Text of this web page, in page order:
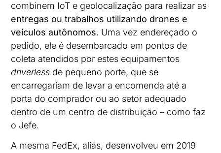
combinem IoT e geolocalização para realizar as
entregas ou trabalhos utilizando drones e
veículos autônomos. Uma vez endereçado o
pedido, ele é desembarcado em pontos de
coleta atendidos por estes equipamentos
driverless de pequeno porte, que se
encarregariam de levar a encomenda até a
porta do comprador ou ao setor adequado
dentro de um centro de distribuição – como faz
o Jefe.
A mesma FedEx, aliás, desenvolveu em 2019